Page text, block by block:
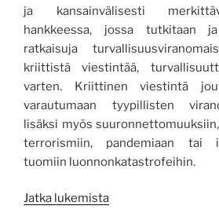
ja kansainvälisesti
hankkeessa, jossa tutkitaan
ratkaisuja
kriittistä viestintää,
varten. Kriittinen viestintä
varautumaan tyypillisten
lisäksi myös
terrorismiin, pandemiaan tai
tuomiin luonnonkatastrofeihin.
Jatka lukemista”Uudet